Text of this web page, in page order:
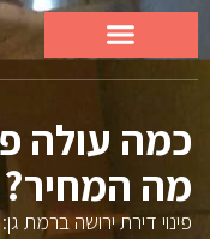
כמה עולה
מה המחיר?